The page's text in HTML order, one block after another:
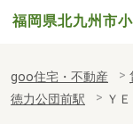
福岡県北九州市
goo住宅・不動産
徳力公団前駅
Ｙ